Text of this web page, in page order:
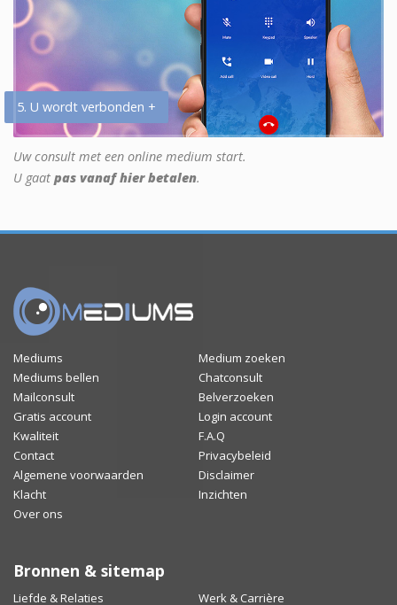
5. U wordt verbonden +
Uw consult met een online medium start.
U gaat pas vanaf hier betalen.
Mediums
Medium zoeken
Mediums bellen
Chatconsult
Mailconsult
Belverzoeken
Gratis account
Login account
Kwaliteit
F.A.Q
Contact
Privacybeleid
Algemene voorwaarden
Disclaimer
Klacht
Inzichten
Over ons
Bronnen & sitemap
Liefde & Relaties Werk & Carrière